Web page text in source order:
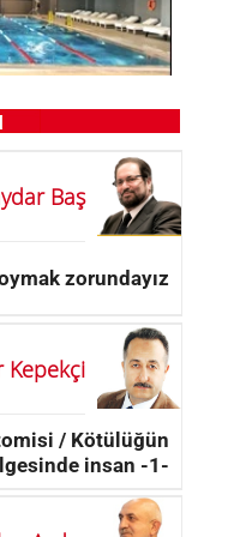
Baş
zorundayız
Kepekçi
/ Kötülüğün
insan -1-